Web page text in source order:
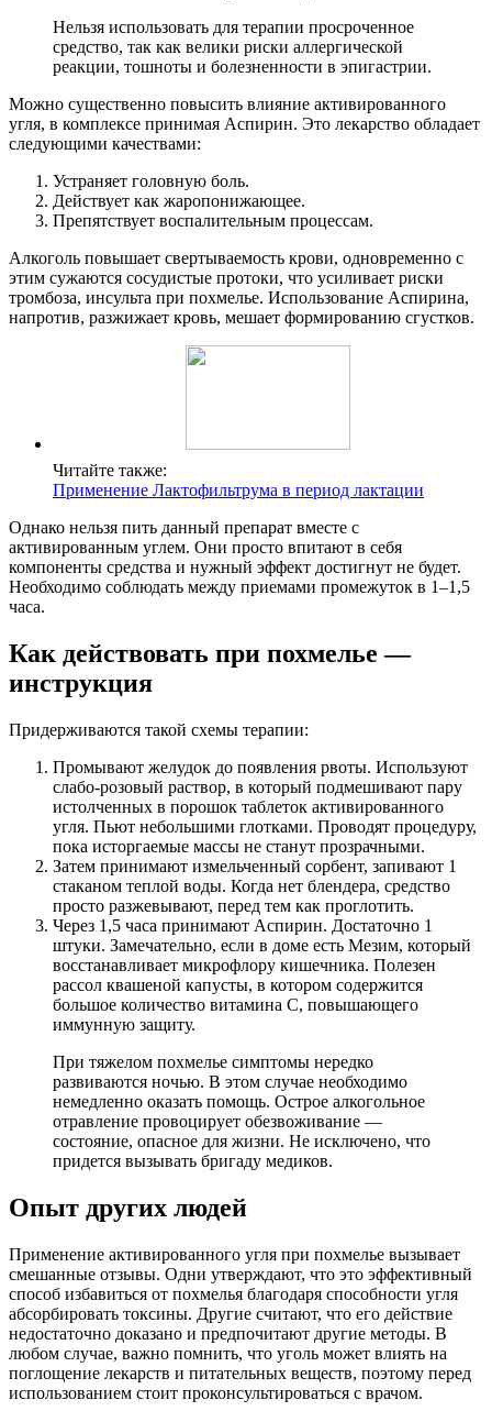
Нельзя использовать для терапии просроченное
средство, так как велики риски аллергической
реакции, тошноты и болезненности в эпигастрии.
Можно существенно повысить влияние активированного
угля, в комплексе принимая Аспирин. Это лекарство обладает
следующими качествами:
Устраняет головную боль.
Действует как жаропонижающее.
Препятствует воспалительным процессам.
Алкоголь повышает свертываемость крови, одновременно с
этим сужаются сосудистые протоки, что усиливает риски
тромбоза, инсульта при похмелье. Использование Аспирина,
напротив, разжижает кровь, мешает формированию сгустков.
Читайте также:
Применение Лактофильтрума в период лактации
Однако нельзя пить данный препарат вместе с
активированным углем. Они просто впитают в себя
компоненты средства и нужный эффект достигнут не будет.
Необходимо соблюдать между приемами промежуток в 1–1,5
часа.
Как действовать при похмелье —
инструкция
Придерживаются такой схемы терапии:
Промывают желудок до появления рвоты. Используют
слабо-розовый раствор, в который подмешивают пару
истолченных в порошок таблеток активированного
угля. Пьют небольшими глотками. Проводят процедуру,
пока исторгаемые массы не станут прозрачными.
Затем принимают измельченный сорбент, запивают 1
стаканом теплой воды. Когда нет блендера, средство
просто разжевывают, перед тем как проглотить.
Через 1,5 часа принимают Аспирин. Достаточно 1
штуки. Замечательно, если в доме есть Мезим, который
восстанавливает микрофлору кишечника. Полезен
рассол квашеной капусты, в котором содержится
большое количество витамина С, повышающего
иммунную защиту.
При тяжелом похмелье симптомы нередко
развиваются ночью. В этом случае необходимо
немедленно оказать помощь. Острое алкогольное
отравление провоцирует обезвоживание —
состояние, опасное для жизни. Не исключено, что
придется вызывать бригаду медиков.
Опыт других людей
Применение активированного угля при похмелье вызывает
смешанные отзывы. Одни утверждают, что это эффективный
способ избавиться от похмелья благодаря способности угля
абсорбировать токсины. Другие считают, что его действие
недостаточно доказано и предпочитают другие методы. В
любом случае, важно помнить, что уголь может влиять на
поглощение лекарств и питательных веществ, поэтому перед
использованием стоит проконсультироваться с врачом.